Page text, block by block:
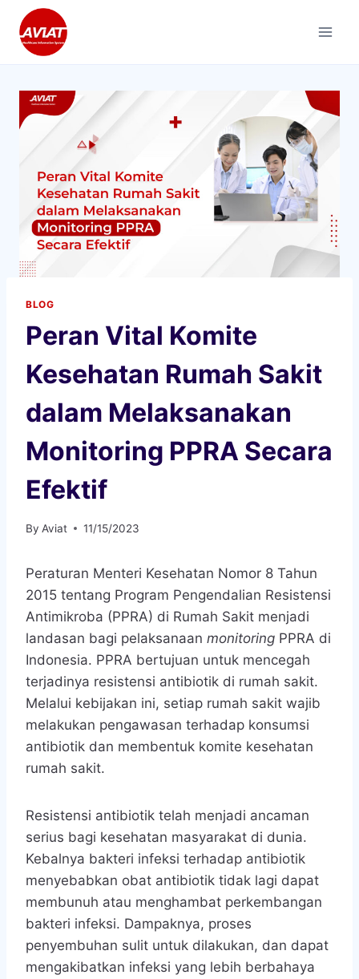
content
BLOG
Peran Vital Komite
Kesehatan Rumah Sakit
dalam Melaksanakan
Monitoring PPRA Secara
Efektif
By Aviat 11/15/2023
Peraturan Menteri Kesehatan Nomor 8 Tahun
2015 tentang Program Pengendalian Resistensi
Antimikroba (PPRA) di Rumah Sakit menjadi
landasan bagi pelaksanaan monitoring PPRA di
Indonesia. PPRA bertujuan untuk mencegah
terjadinya resistensi antibiotik di rumah sakit.
Melalui kebijakan ini, setiap rumah sakit wajib
melakukan pengawasan terhadap konsumsi
antibiotik dan membentuk komite kesehatan
rumah sakit.
Resistensi antibiotik telah menjadi ancaman
serius bagi kesehatan masyarakat di dunia.
Kebalnya bakteri infeksi terhadap antibiotik
menyebabkan obat antibiotik tidak lagi dapat
membunuh atau menghambat perkembangan
bakteri infeksi. Dampaknya, proses
penyembuhan sulit untuk dilakukan, dan dapat
mengakibatkan infeksi yang lebih berbahaya